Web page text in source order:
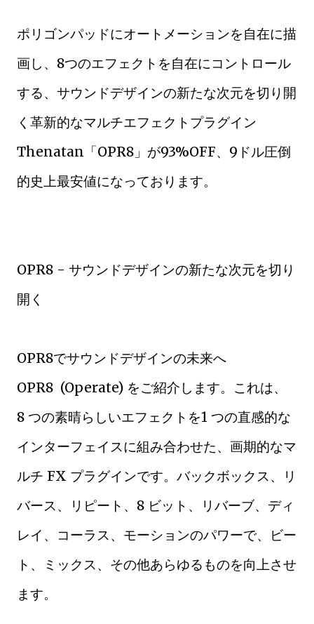
ポリゴンパッドにオートメーションを自在に描
画し、8つのエフェクトを自在にコントロール
する、サウンドデザインの新たな次元を切り開
く革新的なマルチエフェクトプラグイン
Thenatan「OPR8」が93%OFF、9ドル圧倒
的史上最安値になっております。
OPR8 - サウンドデザインの新たな次元を切り
開く
OPR8でサウンドデザインの未来へ
OPR8 (Operate) をご紹介します。これは、
8 つの素晴らしいエフェクトを1 つの直感的な
インターフェイスに組み合わせた、画期的なマ
ルチ FX プラグインです。バックボックス、リ
バース、リピート、8 ビット、リバーブ、ディ
レイ、コーラス、モーションのパワーで、ビー
ト、ミックス、その他あらゆるものを向上させ
ます。